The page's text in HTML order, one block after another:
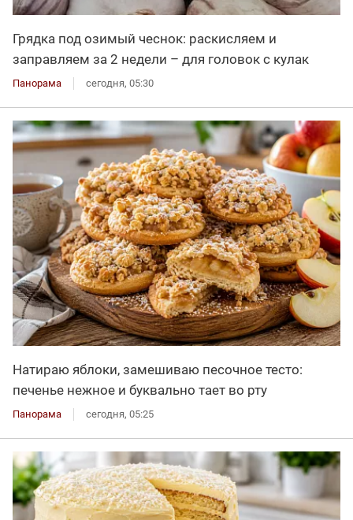
Грядка под озимый чеснок: раскисляем и
заправляем за 2 недели – для головок с кулак
Панорама сегодня, 05:30
Натираю яблоки, замешиваю песочное тесто:
печенье нежное и буквально тает во рту
Панорама сегодня, 05:25